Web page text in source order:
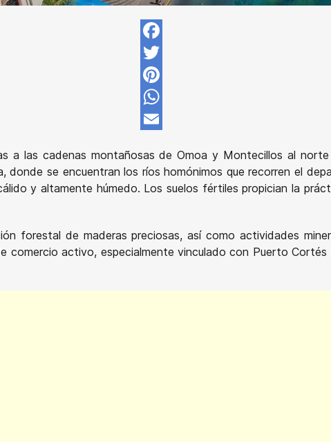
Facebook
Twitter
Pinterest
WhatsApp
a las cadenas montañosas de Omoa y Montecillos al
donde se encuentran los ríos homónimos que recorren el
y altamente húmedo. Los suelos fértiles propician la
forestal de maderas preciosas, así como actividades
comercio activo, especialmente vinculado con Puerto